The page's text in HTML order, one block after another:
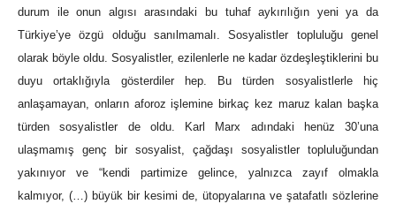
durum ile onun algısı arasındaki bu tuhaf aykırılığın yeni ya da
Türkiye’ye özgü olduğu sanılmamalı. Sosyalistler topluluğu genel
olarak böyle oldu. Sosyalistler, ezilenlerle ne kadar özdeşleştiklerini bu
duyu ortaklığıyla gösterdiler hep. Bu türden sosyalistlerle hiç
anlaşamayan, onların aforoz işlemine birkaç kez maruz kalan başka
türden sosyalistler de oldu. Karl Marx adındaki henüz 30’una
ulaşmamış genç bir sosyalist, çağdaşı sosyalistler topluluğundan
yakınıyor ve “kendi partimize gelince, yalnızca zayıf olmakla
kalmıyor, (…) büyük bir kesimi de, ütopyalarına ve şatafatlı sözlerine